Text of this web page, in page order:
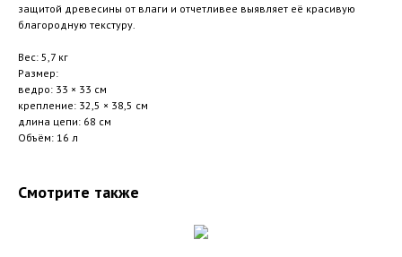
защитой древесины от влаги и отчетливее выявляет её красивую
благородную текстуру.
Вес: 5,7 кг
Размер:
ведро: 33 × 33 см
крепление: 32,5 × 38,5 см
длина цепи: 68 см
Объём: 16 л
Смотрите также